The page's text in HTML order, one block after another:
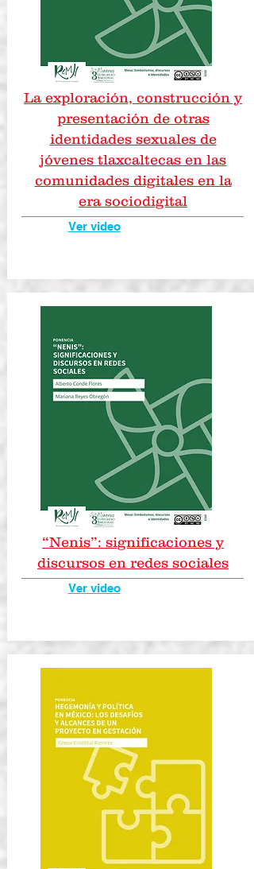
La exploración, construcción y
presentación de otras
identidades sexuales de
jóvenes tlaxcaltecas en las
comunidades digitales en la
era sociodigital
Ver video
“Nenis”: significaciones y
discursos en redes sociales
Ver video